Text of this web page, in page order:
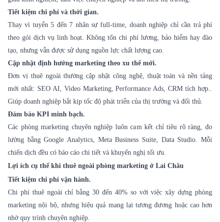
Tiết kiệm chi phí và thời gian.
Thay vì tuyển 5 đến 7 nhân sự full-time, doanh nghiệp chỉ cần trả phí
theo gói dịch vụ linh hoạt. Không tốn chi phí lương, bảo hiểm hay đào
tạo, nhưng vẫn được sử dụng nguồn lực chất lượng cao.
Cập nhật định hướng marketing theo xu thế mới.
Đơn vị thuê ngoài thường cập nhật công nghệ, thuật toán và nền tảng
mới nhất: SEO AI, Video Marketing, Performance Ads, CRM tích hợp..
Giúp doanh nghiệp bắt kịp tốc độ phát triển của thị trường và đối thủ.
Đảm bảo KPI minh bạch.
Các phòng marketing chuyên nghiệp luôn cam kết chỉ tiêu rõ ràng, đo
lường bằng Google Analytics, Meta Business Suite, Data Studio. Mỗi
chiến dịch đều có báo cáo chi tiết và khuyến nghị tối ưu.
Lợi ích cụ thể khi thuê ngoài phòng marketing ở Lai Châu
Tiết kiệm chi phí vận hành.
Chi phí thuê ngoài chỉ bằng 30 đến 40% so với việc xây dựng phòng
marketing nội bộ, nhưng hiệu quả mang lại tương đương hoặc cao hơn
nhờ quy trình chuyên nghiệp.